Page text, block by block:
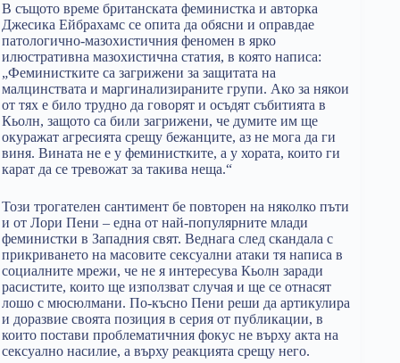
В същото време британската феминистка и авторка
Джесика Ейбрахамс се опита да обясни и оправдае
патологично-мазохистичния феномен в ярко
илюстративна мазохистична статия, в която написа:
„Феминистките са загрижени за защитата на
малцинствата и маргинализираните групи. Ако за някои
от тях е било трудно да говорят и осъдят събитията в
Кьолн, защото са били загрижени, че думите им ще
окуражат агресията срещу бежанците, аз не мога да ги
виня. Вината не е у феминистките, а у хората, които ги
карат да се тревожат за такива неща.“
Този трогателен сантимент бе повторен на няколко пъти
и от Лори Пени – една от най-популярните млади
феминистки в Западния свят. Веднага след скандала с
прикриването на масовите сексуални атаки тя написа в
социалните мрежи, че не я интересува Кьолн заради
расистите, които ще използват случая и ще се отнасят
лошо с мюсюлмани. По-късно Пени реши да артикулира
и доразвие своята позиция в серия от публикации, в
които постави проблематичния фокус не върху акта на
сексуално насилие, а върху реакцията срещу него.